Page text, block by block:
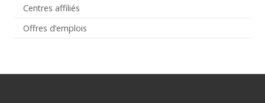
Centres affiliés
Offres d’emplois